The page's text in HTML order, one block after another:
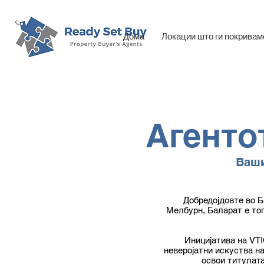
Дома Локации што ги
Добредојдовте во
Мелбурн, Баларат е
Иницијатива на
неверојатни искуства
освои